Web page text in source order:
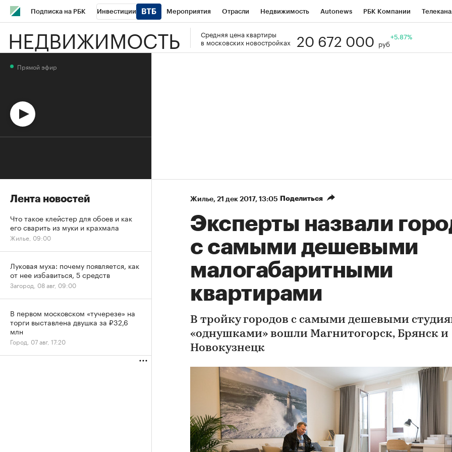
Подписка на РБК Инвестиции Мероприятия Отрасли Недвижимость Autonews РБК Компании
Школа управления РБК РБК Образование РБК Курсы РБК Life Тренды Национальные проекты
НЕДВИЖИМОСТЬ
Средняя цена квартиры
в московских новостройках
20 672 000 руб
+5.87%
Жилье⁠, 21 дек 2017, 13:05 Поделиться
Эксперты назвали
с самыми дешевыми
малогабаритными
квартирами
В тройку городов с самыми дешевыми
«однушками» вошли Магнитогорск, Брянск и
Новокузнецк
Прямой эфир
Лента новостей
Что такое клейстер для обоев и как
его сварить из муки и крахмала
Жилье, 09:00
Луковая муха: почему появляется, как
от нее избавиться, 5 средств
Загород, 08 авг, 09:00
В первом московском «тучерезе» на
торги выставлена двушка за ₽32,6
млн
Город, 07 авг, 17:20